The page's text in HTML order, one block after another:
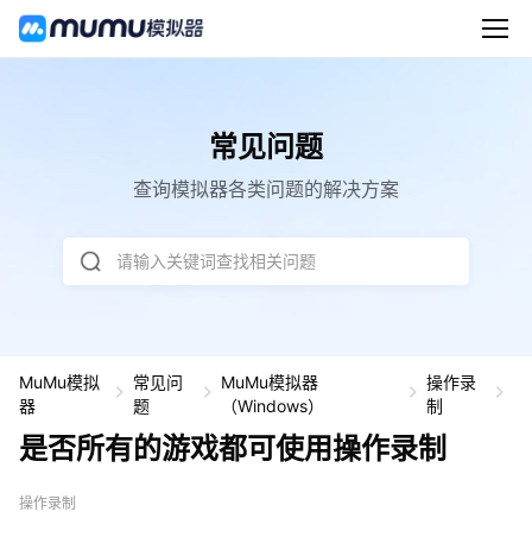
常见问题
查询模拟器各类问题的解决方案
请输入关键词查找相关问题
MuMu模拟
器
常见问
题
MuMu模拟器
（Windows）
操作录
制
是否所有的游戏都可使用操作录制
操作录制